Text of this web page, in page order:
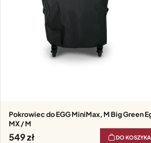
Pokrowiec do EGG MiniMax, M Big Green Egg
MX / M
549 DO KOSZYKA